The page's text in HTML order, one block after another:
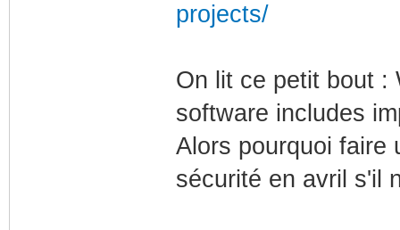
projects/
On lit ce petit bout :
software includes
Alors pourquoi faire
sécurité en avril s'il